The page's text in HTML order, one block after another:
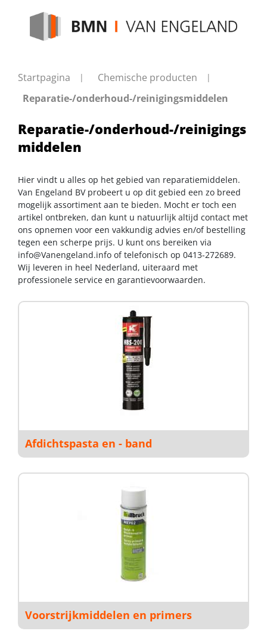
Startpagina
Chemische producten
Reparatie-/onderhoud-/reinigingsmiddelen
Reparatie-/onderhoud-/reinigings
middelen
Hier vindt u alles op het gebied van reparatiemiddelen.
Van Engeland BV probeert u op dit gebied een zo breed
mogelijk assortiment aan te bieden. Mocht er toch een
artikel ontbreken, dan kunt u natuurlijk altijd contact met
ons opnemen voor een vakkundig advies en/of bestelling
tegen een scherpe prijs. U kunt ons bereiken via
info@Vanengeland.info of telefonisch op 0413-272689.
Wij leveren in heel Nederland, uiteraard met
professionele service en garantievoorwaarden.
Afdichtspasta en - band
Voorstrijkmiddelen en primers